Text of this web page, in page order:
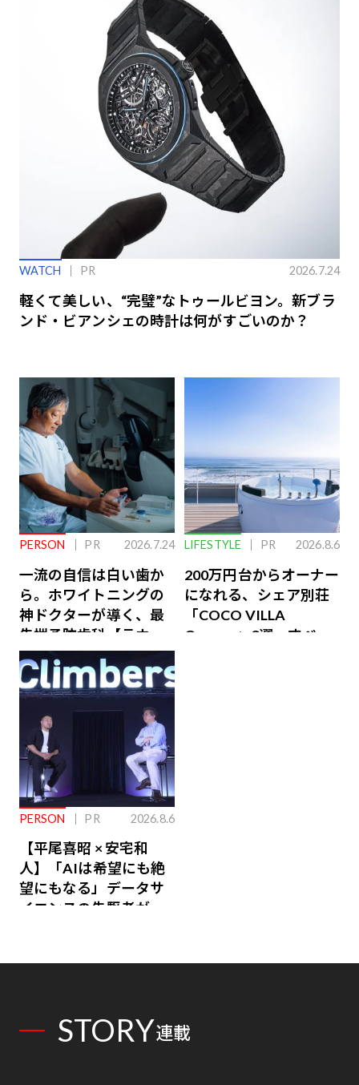
WATCH PR 2026.7.24
軽くて美しい、“完璧”なトゥールビヨン。新ブラ
ンド・ビアンシェの時計は何がすごいのか？
PERSON PR 2026.7.24
一流の自信は白い歯か
ら。ホワイトニングの
神ドクターが導く、最
先端予防歯科【ラウン
ジ会員特典あり】
LIFESTYLE PR 2026.8.6
200万円台からオーナー
になれる、シェア別荘
「COCO VILLA
Owners」3選。すべて
PERSON PR 2026.8.6
【平尾喜昭 × 安宅和
人】「AIは希望にも絶
望にもなる」データサ
イエンスの先駆者が語
STORY連載